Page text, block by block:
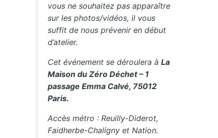
vous ne souhaitez pas apparaître
sur les photos/vidéos, il vous
suffit de nous prévenir en début
d’atelier.
Cet événement se déroulera àLa
Maison du Zéro Déchet – 1
passage Emma Calvé, 75012
Paris.
Accès métro : Reuilly-Diderot,
Faidherbe-Chaligny et Nation.